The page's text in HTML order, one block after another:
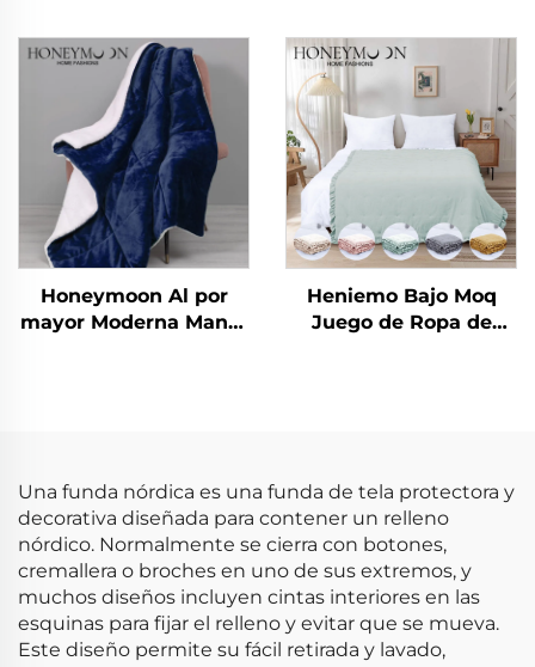
90 g/m² lavadas
previamente de
microfibra sólida para
todas las temporadas
Algodón Lavado de
Alta Calidad y
Transpirable
Honeymoon Al por
mayor Moderna Manta
Heniemo Bajo Moq
Juego de Ropa de
Una funda nórdica es una funda de tela protectora y
decorativa diseñada para contener un relleno
nórdico. Normalmente se cierra con botones,
cremallera o broches en uno de sus extremos, y
muchos diseños incluyen cintas interiores en las
esquinas para fijar el relleno y evitar que se mueva.
Este diseño permite su fácil retirada y lavado,